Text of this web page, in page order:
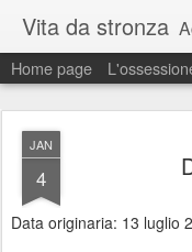
Vita da stronza
Ma anche un paio di calci nel
Home page
JAN
4
Data originaria: 13 luglio